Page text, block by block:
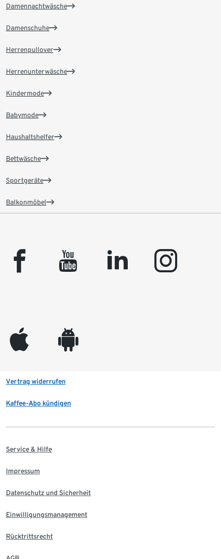
Damennachtwäsche
Damenschuhe
Herrenpullover
Herrenunterwäsche
Kindermode
Babymode
Haushaltshelfer
Bettwäsche
Sportgeräte
Balkonmöbel
facebook youtube linkedin instagram
appleinc android
Vertrag widerrufen
Kaffee-Abo kündigen
Service & Hilfe
Impressum
Datenschutz und Sicherheit
Einwilligungsmanagement
Rücktrittsrecht